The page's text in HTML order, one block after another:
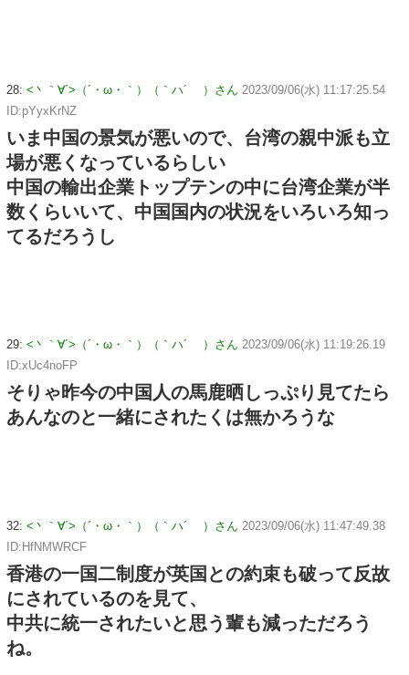
28: <丶｀∀´>（´・ω・｀）（｀ハ´ ）さん 2023/09/06(水) 11:17:25.54
ID:pYyxKrNZ
いま中国の景気が悪いので、台湾の親中派も立
場が悪くなっているらしい
中国の輸出企業トップテンの中に台湾企業が半
数くらいいて、中国国内の状況をいろいろ知っ
てるだろうし
29: <丶｀∀´>（´・ω・｀）（｀ハ´ ）さん 2023/09/06(水) 11:19:26.19
ID:xUc4noFP
そりゃ昨今の中国人の馬鹿晒しっぷり見てたら
あんなのと一緒にされたくは無かろうな
32: <丶｀∀´>（´・ω・｀）（｀ハ´ ）さん 2023/09/06(水) 11:47:49.38
ID:HfNMWRCF
香港の一国二制度が英国との約束も破って反故
にされているのを見て、
中共に統一されたいと思う輩も減っただろう
ね。